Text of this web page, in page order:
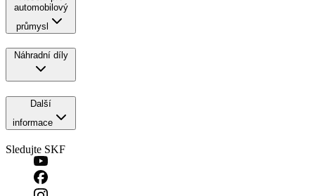
automobilový
průmysl
Náhradní díly
Další
informace
Sledujte SKF